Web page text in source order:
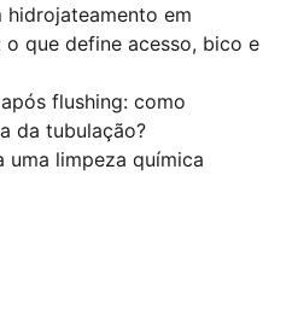
hidrojateamento em
que define acesso, bico e
flushing: como
da tubulação?
uma limpeza química